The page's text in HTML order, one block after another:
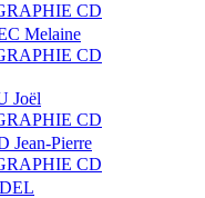
CD
Melaine
CD
Joël
CD
Jean-Pierre
CD